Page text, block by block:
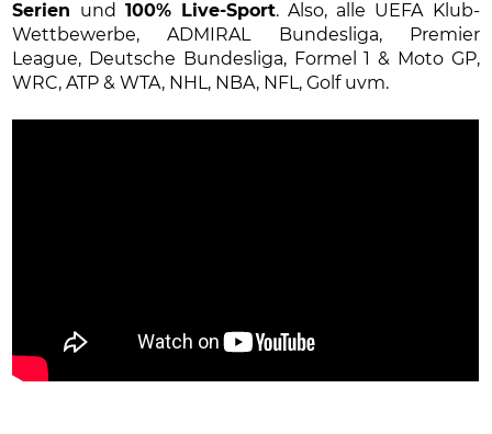
Serien und 100% Live-Sport. Also, alle UEFA Klub-
Wettbewerbe, ADMIRAL Bundesliga, Premier
League, Deutsche Bundesliga, Formel 1 & Moto GP,
WRC, ATP & WTA, NHL, NBA, NFL, Golf uvm.